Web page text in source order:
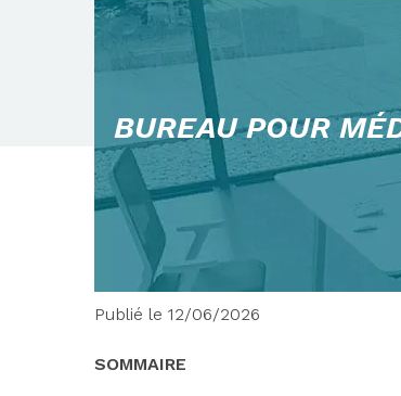
BUREAU POUR
Publié le 12/06/2026
SOMMAIRE